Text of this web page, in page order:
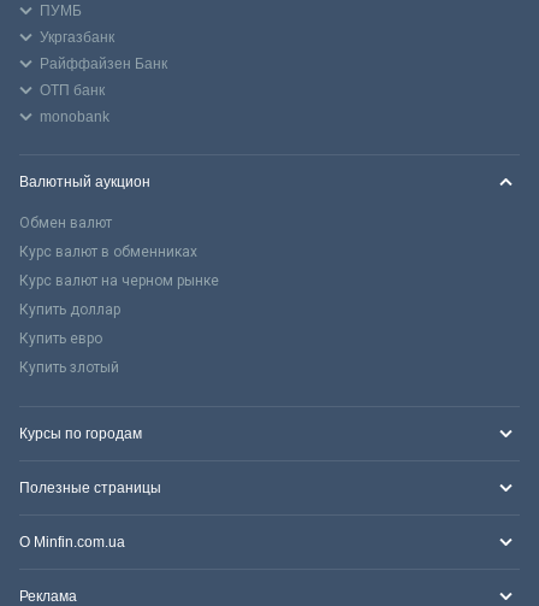
ПУМБ
Укргазбанк
Райффайзен Банк
ОТП банк
monobank
Валютный аукцион
Обмен валют
Курс валют в обменниках
Курс валют на черном рынке
Купить доллар
Купить евро
Купить злотый
Курсы по городам
Полезные страницы
О Minfin.com.ua
Реклама